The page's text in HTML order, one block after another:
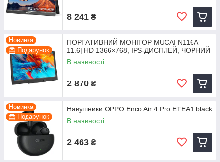
8 241 ₴
Новинка
Подарунок
ПОРТАТИВНИЙ МОНІТОР MUCAI N116A
11.6| HD 1366×768, IPS-ДИСПЛЕЙ, ЧОРНИЙ
В наявності
2 870 ₴
Новинка
Подарунок
Навушники OPPO Enco Air 4 Pro ETEA1 black
В наявності
2 463 ₴